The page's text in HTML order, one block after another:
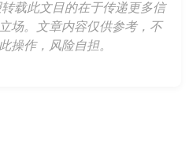
载此文目的在于传递更多信
场。文章内容仅供参考，不
操作，风险自担。